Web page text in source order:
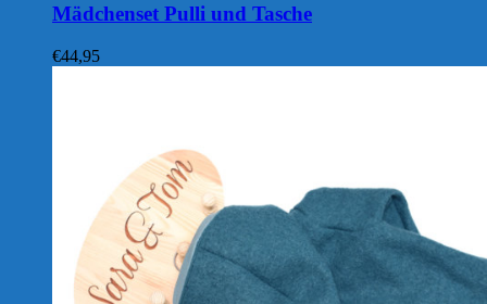
Mädchenset Pulli und Tasche
€44,95